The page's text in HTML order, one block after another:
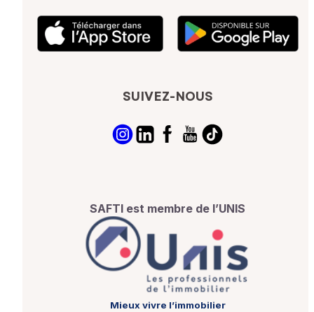
SUIVEZ-NOUS
SAFTI est membre de l’UNIS
Mieux vivre l’immobilier